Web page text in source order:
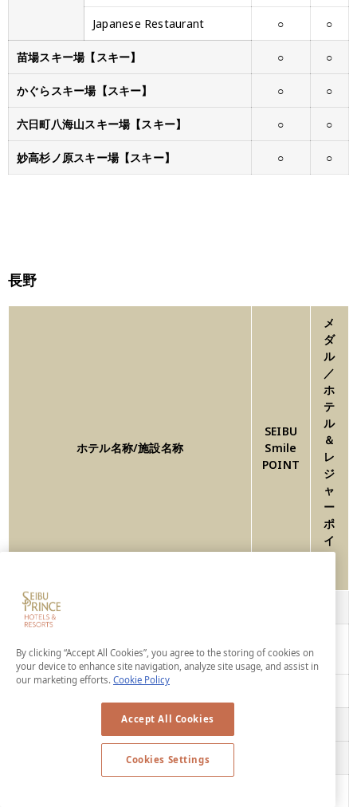
Japanese Restaurant ○ ○
苗場スキー場【スキー】 ○ ○
かぐらスキー場【スキー】 ○ ○
六日町八海山スキー場【スキー】 ○ ○
妙高杉ノ原スキー場【スキー】 ○ ○
長野
ホテル名称/施設名称
SEIBU
Smile
POINT
メ
ダ
ル
／
ホ
テ
ル
＆
レ
ジ
ャ
ー
ポ
イ
ン
ザ・プリンス 軽井沢
レストラ
ン、バー・
ラウンジ
ュール
○
バー ウインザー
ザ・プリンス ヴィラ軽井沢 【宿泊】
軽井沢プリンスホテル イースト【宿泊】
By clicking “Accept All Cookies”, you agree to the storing of cookies on
your device to enhance site navigation, analyze site usage, and assist in
our marketing efforts. Cookie Policy
Accept All Cookies
Cookies Settings